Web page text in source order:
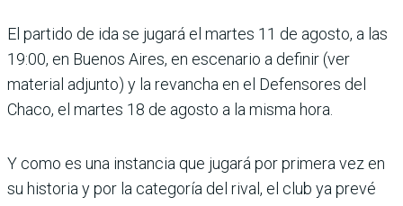
El par­tido de ida se jugará el mar­tes 11 de agosto, a las
19:00, en Buenos Aires, en escenario a definir (ver
material adjunto) y la revancha en el Defenso­res del
Chaco, el martes 18 de agosto a la misma hora.
Y como es una instancia que jugará por primera vez en
su historia y por la categoría del rival, el club ya prevé